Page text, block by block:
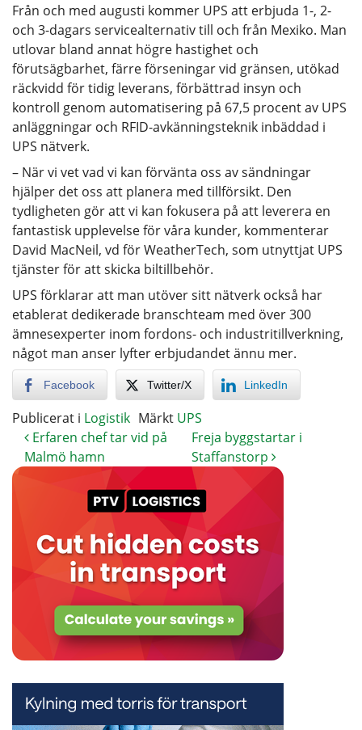
Från och med augusti kommer UPS att erbjuda 1-, 2-
och 3-dagars servicealternativ till och från Mexiko. Man
utlovar bland annat högre hastighet och
förutsägbarhet, färre förseningar vid gränsen, utökad
räckvidd för tidig leverans, förbättrad insyn och
kontroll genom automatisering på 67,5 procent av UPS
anläggningar och RFID-avkänningsteknik inbäddad i
UPS nätverk.
– När vi vet vad vi kan förvänta oss av sändningar
hjälper det oss att planera med tillförsikt. Den
tydligheten gör att vi kan fokusera på att leverera en
fantastisk upplevelse för våra kunder, kommenterar
David MacNeil, vd för WeatherTech, som utnyttjat UPS
tjänster för att skicka biltillbehör.
UPS förklarar att man utöver sitt nätverk också har
etablerat dedikerade branschteam med över 300
ämnesexperter inom fordons- och industritillverkning,
något man anser lyfter erbjudandet ännu mer.
Facebook Twitter/X LinkedIn
Publicerat i Logistik Märkt UPS
Erfaren chef tar vid på
Malmö hamn
Freja byggstartar i
Staffanstorp